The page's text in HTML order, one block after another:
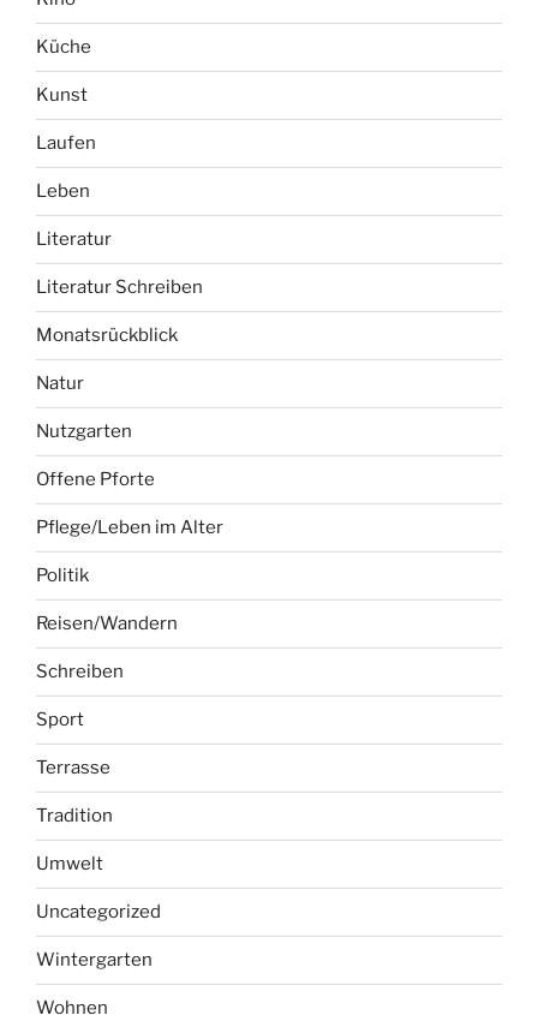
Küche
Kunst
Laufen
Leben
Literatur
Literatur Schreiben
Monatsrückblick
Natur
Nutzgarten
Offene Pforte
Pflege/Leben im Alter
Politik
Reisen/Wandern
Schreiben
Sport
Terrasse
Tradition
Umwelt
Uncategorized
Wintergarten
Wohnen